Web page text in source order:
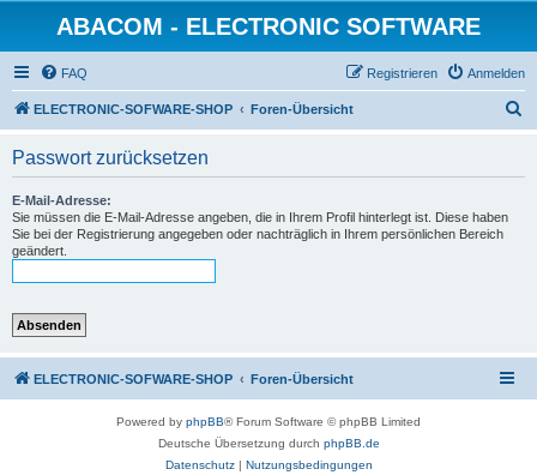
ABACOM - ELECTRONIC SOFTWARE
FAQ Anmelden
Registrieren
ELECTRONIC-SOFWARE-SHOP Foren-Übersicht
Passwort zurücksetzen
E-Mail-Adresse:
Sie müssen die E-Mail-Adresse angeben, die in Ihrem Profil hinterlegt ist. Diese haben
Sie bei der Registrierung angegeben oder nachträglich in Ihrem persönlichen Bereich
geändert.
ELECTRONIC-SOFWARE-SHOP Foren-Übersicht
Powered by phpBB® Forum Software © phpBB Limited
Deutsche Übersetzung durch phpBB.de
Datenschutz| Nutzungsbedingungen